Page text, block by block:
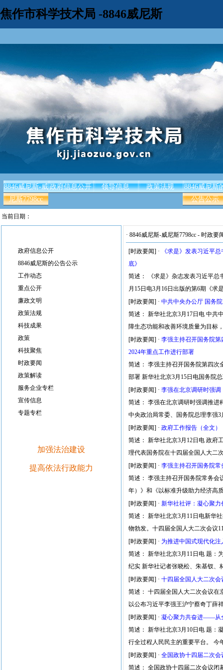
焦作市科学技术局 -8846威尼斯
8846威尼斯-威
尼斯7798cc
政府信息公开 领导信息 政策法规
8846威尼斯
公告公示
当前日期：
政府信息公开
8846威尼斯的公告公示
工作动态
重点公开
廉政文明
政策法规
科技成果
政策
科技聚焦
时政要闻
政策解读
服务企业专栏
宣传信息
专题专栏
加强法治建设
提高依法行政能力
· 8846威尼斯-威尼斯7798cc - 时政要
[时政要闻] ·
《求是》发表习近平
底》
简述： 《求是》杂志发表习近平总
月15日电3月16日出版的第6期《求
[时政要闻] · 中共中央办公厅 国务
简述： 新华社北京3月17日电 中共
障生态功能和改善环境质量为目标
[时政要闻] · 李强主持召开国务院
2024年重点工作进行部署
简述： 李强主持召开国务院第四次
部署 新华社北京3月15日电国务院
[时政要闻] · 李强在北京调研时强
简述： 李强在北京调研时强调推进
中央政治局常委、国务院总理李强
[时政要闻] · 政府工作报告（全文）
简述： 新华社北京3月12日电 政府
理代表国务院在十四届全国人大二
[时政要闻] · 李强主持召开国务院常
简述： 李强主持召开国务院常务会
年）》和《以标准升级助力经济高
[时政要闻] · 新华社社评：凝心聚
简述： 新华社北京3月11日电新华
物勃发。十四届全国人大二次会议
[时政要闻] · 为推进中国式现代化
简述： 新华社北京3月11日电 题
纪实 新华社记者张晓松、朱基钗、
[时政要闻] · 十四届全国人大二次会
简述： 十四届全国人大二次会议在
以公布习近平李强王沪宁蔡奇丁薛
[时政要闻] · 凝心聚力共奋进——从
简述： 新华社北京3月10日电 题
行全过程人民民主的重要平台。 今
[时政要闻] · 全国政协十四届二次会
简述： 全国政协十四届二次会议闭